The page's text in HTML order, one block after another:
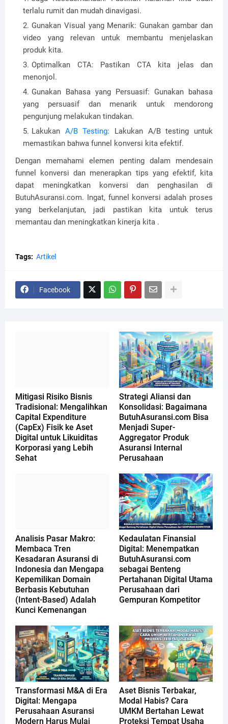
terlalu rumit dan mudah dinavigasi.
Gunakan Visual yang Menarik: Gunakan gambar dan
video yang relevan untuk membantu menjelaskan
produk kita.
Optimalkan CTA: Pastikan CTA kita jelas dan
menonjol.
Gunakan Bahasa yang Persuasif: Gunakan bahasa
yang persuasif dan menarik untuk mendorong
pengunjung melakukan tindakan.
Lakukan A/B Testing: Lakukan A/B testing untuk
memastikan bahwa funnel konversi kita efektif.
Dengan memahami elemen penting dalam mendesain
funnel konversi dan menerapkan tips yang efektif, kita
dapat meningkatkan konversi dan penghasilan di
ButuhAsuransi.com. Ingat, funnel konversi adalah proses
yang berkelanjutan, jadi pastikan kita untuk terus
memantau dan meningkatkan kinerja kita .
Tags: Artikel
Facebook
Mitigasi Risiko Bisnis
Tradisional: Mengalihkan
Capital Expenditure
(CapEx) Fisik ke Aset
Digital untuk Likuiditas
Korporasi yang Lebih
Sehat
Strategi Aliansi dan
Konsolidasi: Bagaimana
ButuhAsuransi.com Bisa
Menjadi Super-
Aggregator Produk
Asuransi Internal
Perusahaan
Analisis Pasar Makro:
Membaca Tren
Kesadaran Asuransi di
Indonesia dan Mengapa
Kepemilikan Domain
Berbasis Kebutuhan
(Intent-Based) Adalah
Kunci Kemenangan
Kedaulatan Finansial
Digital: Menempatkan
ButuhAsuransi.com
sebagai Benteng
Pertahanan Digital Utama
Perusahaan dari
Gempuran Kompetitor
Transformasi M&A di Era
Digital: Mengapa
Perusahaan Asuransi
Modern Harus Mulai
Aset Bisnis Terbakar,
Modal Habis? Cara
UMKM Bertahan Lewat
Proteksi Tempat Usaha